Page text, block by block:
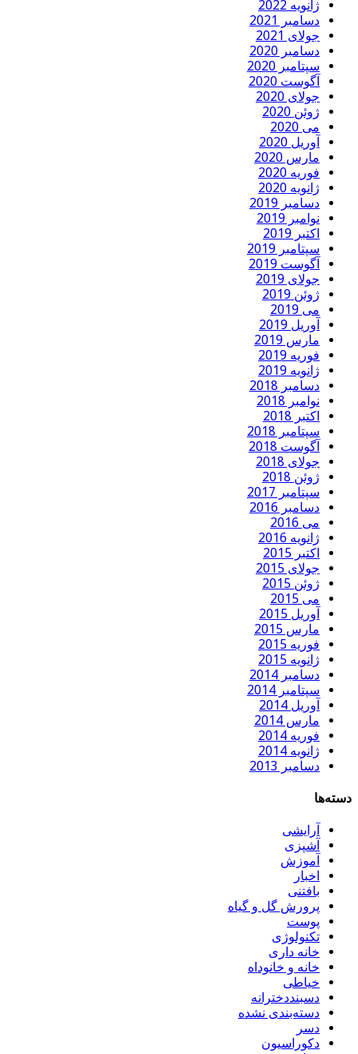
ژانویه 2022
دسامبر 2021
جولای 2021
دسامبر 2020
سپتامبر 2020
آگوست 2020
جولای 2020
ژوئن 2020
می 2020
آوریل 2020
مارس 2020
فوریه 2020
ژانویه 2020
دسامبر 2019
نوامبر 2019
اکتبر 2019
سپتامبر 2019
آگوست 2019
جولای 2019
ژوئن 2019
می 2019
آوریل 2019
مارس 2019
فوریه 2019
ژانویه 2019
دسامبر 2018
نوامبر 2018
اکتبر 2018
سپتامبر 2018
آگوست 2018
جولای 2018
ژوئن 2018
سپتامبر 2017
دسامبر 2016
می 2016
ژانویه 2016
اکتبر 2015
جولای 2015
ژوئن 2015
می 2015
آوریل 2015
مارس 2015
فوریه 2015
ژانویه 2015
دسامبر 2014
سپتامبر 2014
آوریل 2014
مارس 2014
فوریه 2014
ژانویه 2014
دسامبر 2013
دسته‌ها
آرایشی
آشپزی
آموزش
اخبار
بافتنی
پرورش گل و گیاه
پوست
تکنولوژی
خانه داری
خانه و خانوداه
خیاطی
دسبنددخترانه
دسته‌بندی نشده
دسر
دکوراسیون